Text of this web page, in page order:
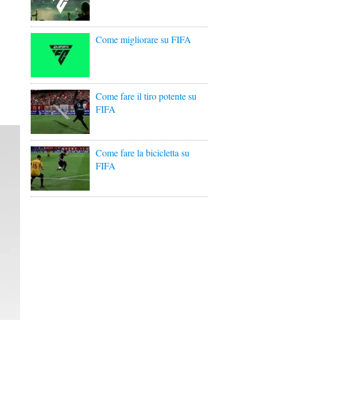
Come migliorare su FIFA
Come fare il tiro potente su
FIFA
Come fare la bicicletta su
FIFA